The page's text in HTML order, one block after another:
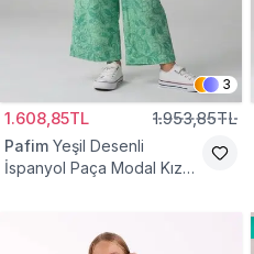
3
1.608,85TL 1.953,85TL
Pafim Yeşil Desenli
İspanyol Paça Modal Kız